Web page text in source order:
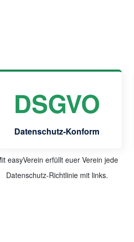
DSGVO
Datenschutz-Konform
easyVerein erfüllt euer Verein jede
Datenschutz-Richtlinie mit links.